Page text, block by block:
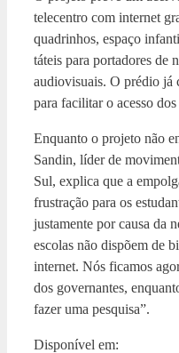
telecentro com internet
quadrinhos, espaço
táteis para portadores de
audiovisuais. O prédio já
para facilitar o acesso
Enquanto o projeto não
Sandin, líder de
Sul, explica que a
frustração para os
justamente por causa da
escolas não dispõem de
internet. Nós ficamos
dos governantes,
fazer uma pesquisa”.
Disponível em: